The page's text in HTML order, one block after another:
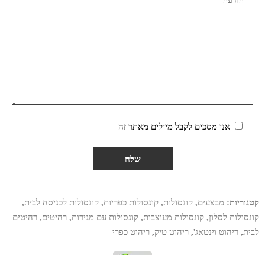
אני מסכים לקבל מיילים מאתר זה
קטגוריות: מבצעים, קונסולות, קונסולות כפריות, קונסולות לכניסה לבית,
קונסולות לסלון, קונסולות מעוצבות, קונסולות עם מגירות, רהיטים, רהיטים
לבית, ריהוט וינטאג', ריהוט טיק, ריהוט כפרי